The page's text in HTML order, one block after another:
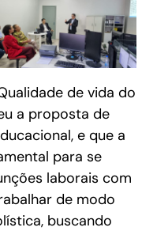
de vida do
a proposta de
e que a
para se
laborais com
de modo
buscando